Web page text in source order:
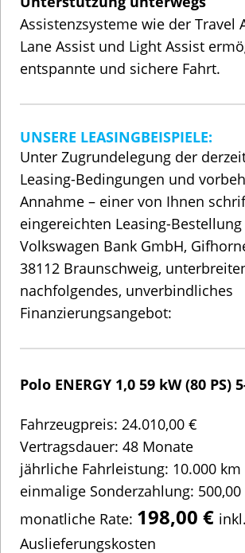
Assistenzsysteme wie der Travel
Lane Assist und Light Assist
entspannte und sichere Fahrt.
UNSERE LEASINGBEISPIELE:
Unter Zugrundelegung der
Leasing-Bedingungen und
Annahme – einer von Ihnen
eingereichten Leasing-
Volkswagen Bank GmbH,
38112 Braunschweig,
nachfolgendes, unverbindliches
Finanzierungsangebot:
Polo ENERGY 1,0 59 kW (80 PS)
Fahrzeugpreis: 24.010,00 €
Vertragsdauer: 48 Monate
jährliche Fahrleistung: 10.000 km
einmalige Sonderzahlung: 500,00
monatliche Rate: 198,00 € inkl.
Auslieferungskosten